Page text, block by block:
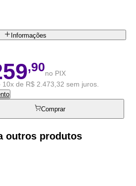
Informações
,90no PIX
de R$ 2.473,32 sem juros.
Comprar
outros produtos